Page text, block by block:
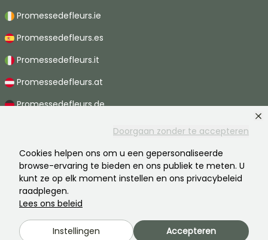
Doorgaan zonder te accepteren
Cookies helpen ons om u een gepersonaliseerde
browse-ervaring te bieden en ons publiek te meten. U
kunt ze op elk moment instellen en ons privacybeleid
raadplegen.
Lees ons beleid
Instellingen Accepteren
Promessedefleurs.ie
Promessedefleurs.es
Promessedefleurs.it
Promessedefleurs.at
Promessedefleurs.de
Promessedefleurs.pt
Promessedefleurs.ch
2026 ©Promesse de fleurs - Alle rechten voorbehouden.
Wettelijke vermeldingen
AGB-Privacy